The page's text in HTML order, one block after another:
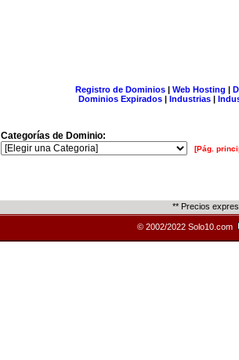
Registro de Dominios| Web Hosting |
Dominios Expirados | Industrias |
Categorías de Dominio:
[Pág.
** Precios
© 2002/2022 Solo10.com